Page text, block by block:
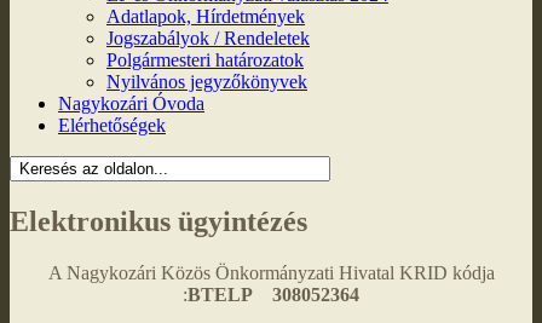
Adatlapok, Hírdetmények
Jogszabályok / Rendeletek
Polgármesteri határozatok
Nyilvános jegyzőkönyvek
Nagykozári Óvoda
Elérhetőségek
Elektronikus ügyintézés
A Nagykozári Közös Önkormányzati Hivatal KRID kódja
:BTELP 308052364